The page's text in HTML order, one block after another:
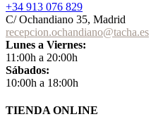
+34 913 076 829
C/ Ochandiano 35, Madrid
recepcion.ochandiano@tacha.es
Lunes a Viernes:
11:00h a 20:00h
Sábados:
10:00h a 18:00h
TIENDA ONLINE